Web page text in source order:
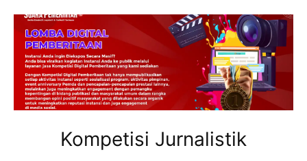
Kompetisi Jurnalistik